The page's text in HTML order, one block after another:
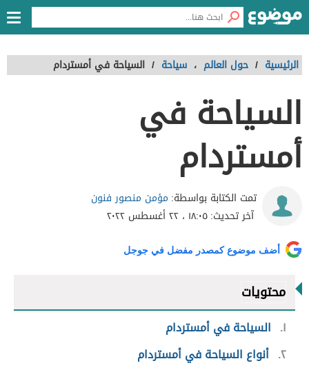
الرئيسية / حول العالم ، سياحة / السياحة في أمستردام
السياحة في
أمستردام
تمت الكتابة بواسطة: مؤمن منصور فنون
آخر تحديث:١٨:٠٥ ، ٢٢ أغسطس ٢٠٢٢
أضف موضوع كمصدر مفضل في جوجل
محتويات
١
السياحة في أمستردام
٢ أنواع السياحة في أمستردام